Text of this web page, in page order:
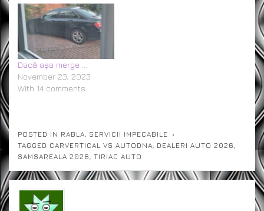
Dacă așa merge …
November 23, 2023
With 14 comments
POSTED IN RABLA SERVICII IMPECABILE
TAGGED CARVERTICAL VS AUTODNA DEALERI AUTO 2026
SAMSAREALA 2026 TIRIAC AUTO